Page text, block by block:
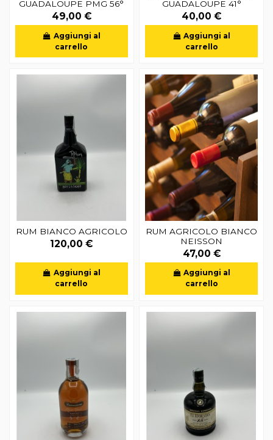
GUADALOUPE PMG 56°
49,00 €
Aggiungi al
carrello
GUADALOUPE 41°
40,00 €
Aggiungi al
carrello
RUM BIANCO AGRICOLO
120,00 €
Aggiungi al
carrello
RUM AGRICOLO BIANCO
NEISSON
47,00 €
Aggiungi al
carrello